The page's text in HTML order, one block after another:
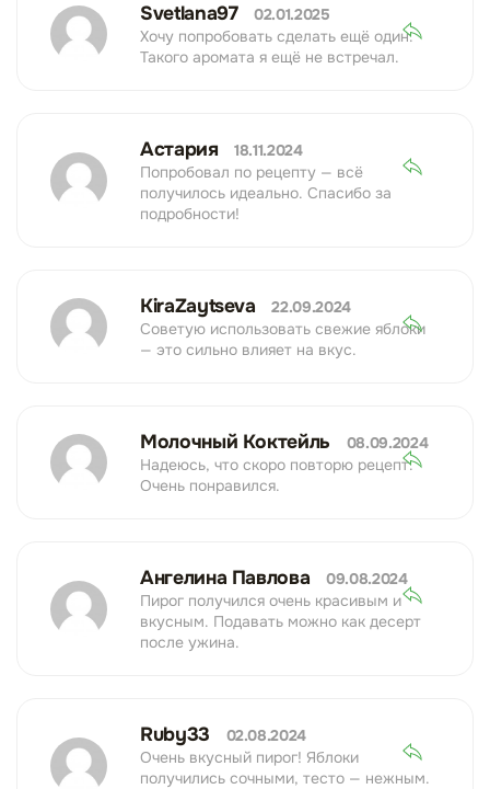
Svetlana97
02.01.2025
Хочу попробовать сделать ещё один.
Такого аромата я ещё не встречал.
Астария
18.11.2024
Попробовал по рецепту — всё
получилось идеально. Спасибо за
подробности!
KiraZaytseva
22.09.2024
Советую использовать свежие яблоки
— это сильно влияет на вкус.
Молочный Коктейль
08.09.2024
Надеюсь, что скоро повторю рецепт.
Очень понравился.
Ангелина Павлова
09.08.2024
Пирог получился очень красивым и
вкусным. Подавать можно как десерт
после ужина.
Ruby33
02.08.2024
Очень вкусный пирог! Яблоки
получились сочными, тесто — нежным.